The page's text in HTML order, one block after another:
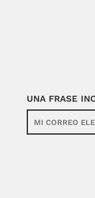
UNA FRASE